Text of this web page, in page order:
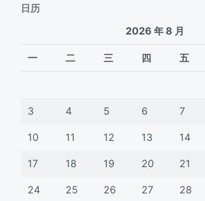
日历
2026 年 8 月
一 二 三 四 五
3 4 5 6 7
10 11 12 13 14
17 18 19 20 21
24 25 26 27 28